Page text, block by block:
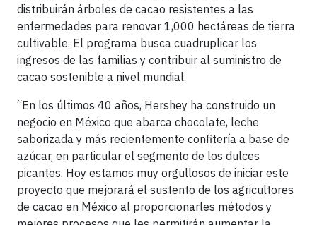
distribuirán árboles de cacao resistentes a las
enfermedades para renovar 1,000 hectáreas de tierra
cultivable. El programa busca cuadruplicar los
ingresos de las familias y contribuir al suministro de
cacao sostenible a nivel mundial.
“En los últimos 40 años, Hershey ha construido un
negocio en México que abarca chocolate, leche
saborizada y más recientemente confitería a base de
azúcar, en particular el segmento de los dulces
picantes. Hoy estamos muy orgullosos de iniciar este
proyecto que mejorará el sustento de los agricultores
de cacao en México al proporcionarles métodos y